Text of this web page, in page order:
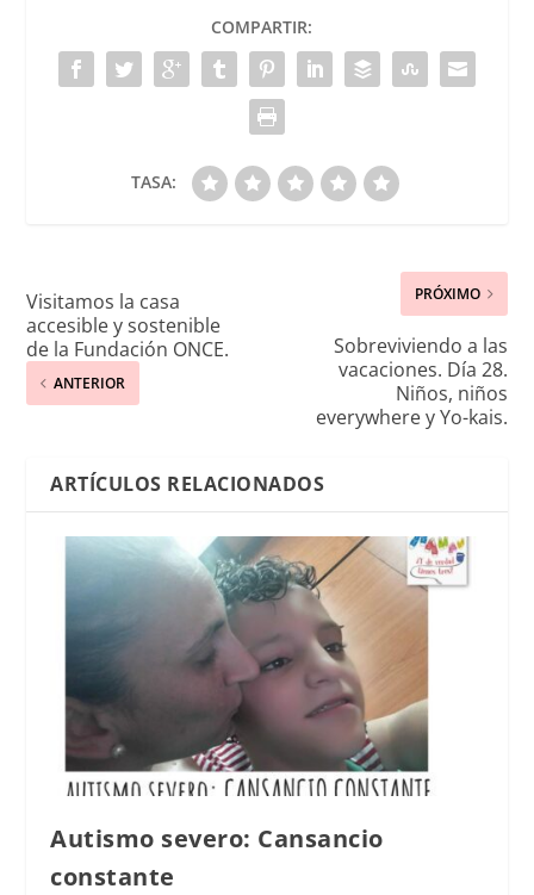
COMPARTIR:
TASA:
Visitamos la casa
accesible y sostenible
de la Fundación ONCE.
ANTERIOR
PRÓXIMO
Sobreviviendo a las
vacaciones. Día 28.
Niños, niños
everywhere y Yo-kais.
ARTÍCULOS RELACIONADOS
Autismo severo: Cansancio
constante